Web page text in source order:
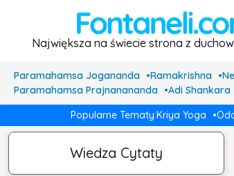
Największa na świecie strona z
Paramahamsa Jogananda Ramakrishna
Paramahamsa Prajnanananda
Adi Shankara
Popularne Tematy:Kriya Yoga
Wiedza Cytaty